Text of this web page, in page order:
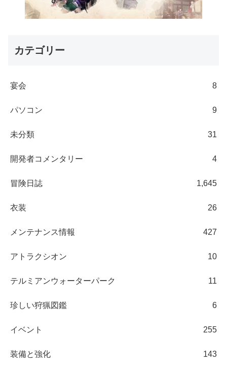
カテゴリー
宴会 8
パソコン 9
未分類 31
開発者コメンタリー 4
冒険日誌 1,645
衣装 26
メンテナンス情報 427
アトラクシオン 10
テルミアンウォーターパーク 11
珍しい狩猟図鑑 6
イベント 255
装備と強化 143